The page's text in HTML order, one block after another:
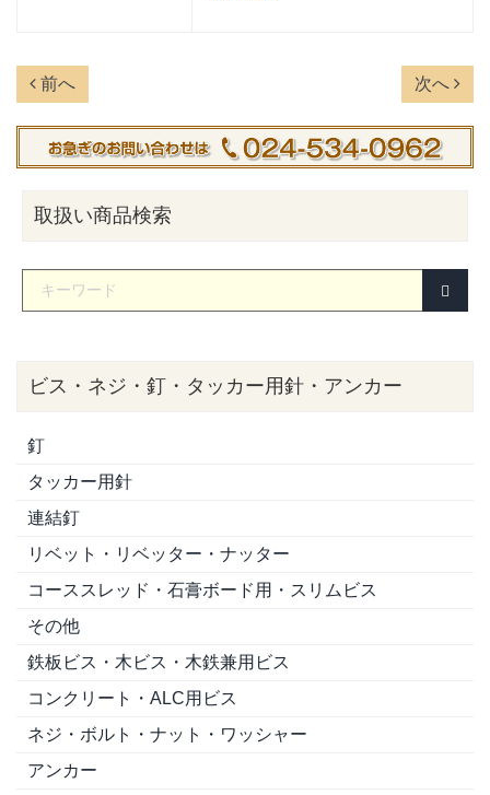
前へ 次へ
取扱い商品検索
ビス・ネジ・釘・タッカー用針・アンカー
釘
タッカー用針
連結釘
リベット・リベッター・ナッター
コーススレッド・石膏ボード用・スリムビス
その他
鉄板ビス・木ビス・木鉄兼用ビス
コンクリート・ALC用ビス
ネジ・ボルト・ナット・ワッシャー
アンカー